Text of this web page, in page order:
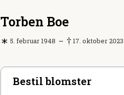
Torben Boe
5. februar 1948 17. oktober 2023
Bestil blomster